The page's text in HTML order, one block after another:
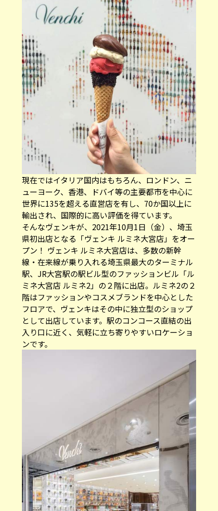
現在ではイタリア国内はもちろん、ロンドン、ニ
ューヨーク、香港、ドバイ等の主要都市を中心に
世界に135を超える直営店を有し、70か国以上に
輸出され、国際的に高い評価を得ています。
そんなヴェンキが、2021年10月1日（金）、埼玉
県初出店となる「ヴェンキ ルミネ大宮店」をオー
プン！ ヴェンキ ルミネ大宮店は、多数の新幹
線・在来線が乗り入れる埼玉県最大のターミナル
駅、JR大宮駅の駅ビル型のファッションビル「ル
ミネ大宮店 ルミネ2」の２階に出店。ルミネ2の２
階はファッションやコスメブランドを中心とした
フロアで、ヴェンキはその中に独立型のショップ
として出店しています。駅のコンコース直結の出
入り口に近く、気軽に立ち寄りやすいロケーショ
ンです。